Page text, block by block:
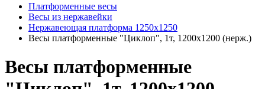
Платформенные весы
Весы из нержавейки
Нержавеющая платформа 1250х1250
Весы платформенные "Циклоп", 1т, 1200х1200 (нерж.)
Весы платформенные